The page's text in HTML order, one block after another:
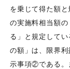
を乗じて得た額
の実施料相当額
る」と規定して
の額」は、限界
示事項②である。